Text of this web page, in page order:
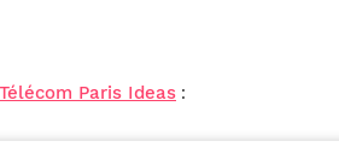
Paris Ideas :